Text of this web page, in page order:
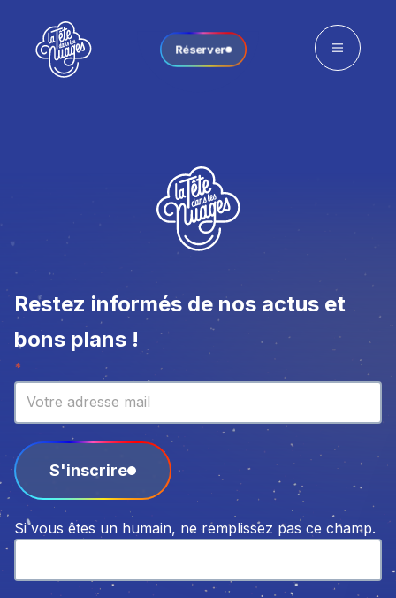
Réserver
Restez informés de nos actus et
bons plans !
Newsletter
*
S'inscrire
Si vous êtes un humain, ne remplissez pas ce champ.